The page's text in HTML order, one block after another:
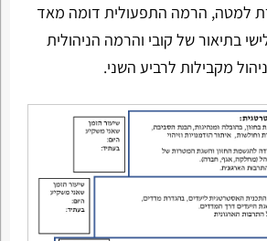
למטה, הרמה התפעולית דומה מאד
בתיאור של קובי והרמה הניהולית
מקבילות לרביע השני.